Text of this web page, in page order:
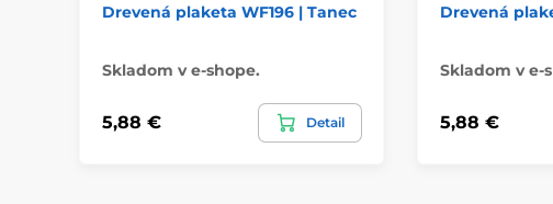
Drevená plaketa WF196 | Tanec
Skladom v e-shope.
5,88 € Detail
Drevená
Skladom v e-
5,88 €